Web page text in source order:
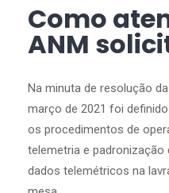
Como
ANM
Na minuta de resolução da
março de 2021 foi
os procedimentos de
telemetria e padronização
dados telemétricos na